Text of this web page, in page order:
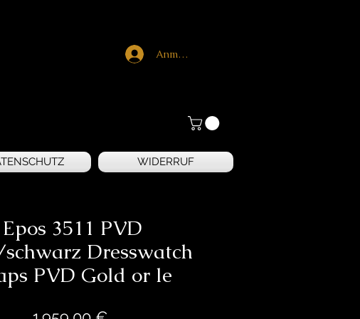
Anmelden
WIDERRUF
Epos 3511 PVD
Dresswatch
PVD Gold or le